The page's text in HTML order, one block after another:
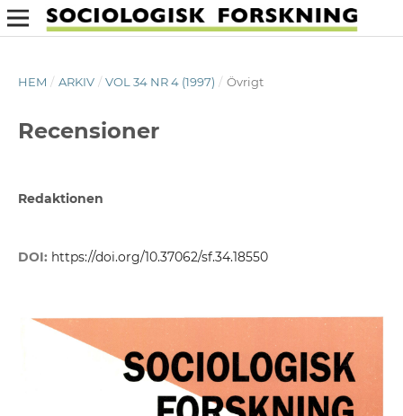
HEM / ARKIV / VOL 34 NR 4 (1997) / Övrigt
Recensioner
Redaktionen
DOI: https://doi.org/10.37062/sf.34.18550